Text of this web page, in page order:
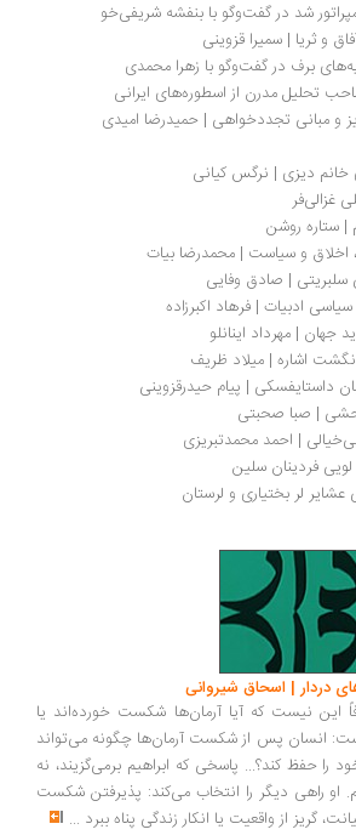
شد در گفت‌وگو با بنفشه شریفی‌خو
| سمیرا قزوینی
در گفت‌وگو با زهرا محمدی
مدرن از اسطوره‌های ایرانی
نگاهی به مکتب تبریز و مبانی تجددخواهی | حمیدرضا امیدی
دیزی | نرگس کیانی
روشن
و سیاست | محمدرضا بیات
| صادق وفایی
| فرهاد اکبرزاده
مهرداد اینانلو
| میلاد ظریف
| پیام حیدرقزوینی
صحبتی
| احمد محمدتبریزی
سلین
بختیاری و لرستان
| اسحاق شیروانی
که آیا آرمان‌ها شکست خورده‌اند یا
پس از شکست آرمان‌ها چگونه می‌تواند
پاسخی که ابراهیم برمی‌گزیند، نه
دیگر را انتخاب می‌کند: پذیرفتن شکست
از واقعیت یا انکار زندگی پناه ببرد...